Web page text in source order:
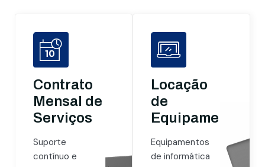
Contrato
Mensal de
Serviços
Suporte
contínuo e
Locação
de
Equipamentos
Equipamentos
de informática